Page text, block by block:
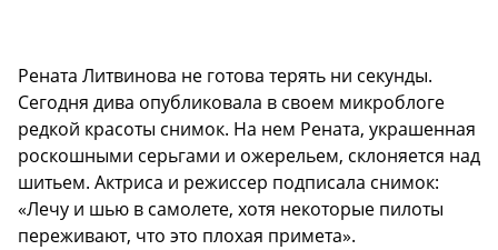
Рената Литвинова не готова терять ни секунды.
Сегодня дива опубликовала в своем микроблоге
редкой красоты снимок. На нем Рената, украшенная
роскошными серьгами и ожерельем, склоняется над
шитьем. Актриса и режиссер подписала снимок:
«Лечу и шью в самолете, хотя некоторые пилоты
переживают, что это плохая примета».